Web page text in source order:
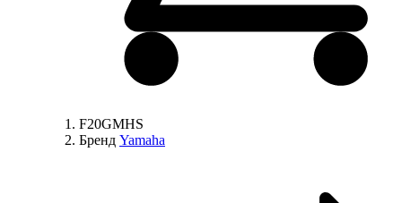
F20GMHS
Бренд Yamaha